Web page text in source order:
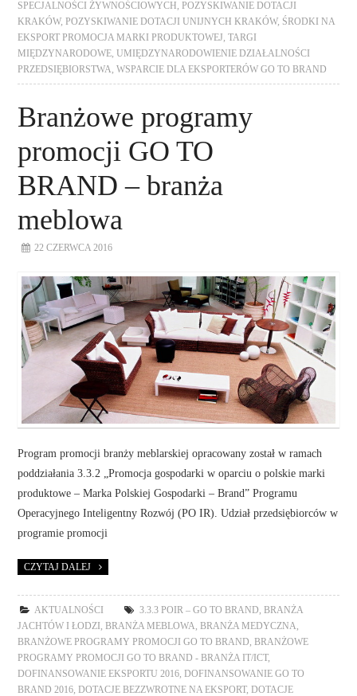
SPECJALNOŚCI ŻYWNOŚCIOWYCH, POZYSKIWANIE DOTACJI
KRAKÓW, POZYSKIWANIE DOTACJI UNIJNYCH KRAKÓW, ŚRODKI NA
EKSPORT PROMOCJA MARKI PRODUKTOWEJ,TARGI
MIĘDZYNARODOWE, UMIĘDZYNARODOWIENIE DZIAŁALNOŚCI
PRZEDSIĘBIORSTWA, WSPARCIE DLA EKSPORTERÓW GO TO BRAND
Branżowe programy
promocji GO TO
BRAND – branża
meblowa
22 CZERWCA 2016
Program promocji branży meblarskiej opracowany został w ramach
poddziałania 3.3.2 „Promocja gospodarki w oparciu o polskie marki
produktowe – Marka Polskiej Gospodarki – Brand” Programu
Operacyjnego Inteligentny Rozwój (PO IR). Udział przedsiębiorców w
programie promocji
CZYTAJ DALEJ
AKTUALNOŚCI 3.3.3 POIR – GO TO BRAND ,BRANŻA
JACHTÓW I ŁODZI
,BRANŻA MEBLOWA ,BRANŻA MEDYCZNA
BRANŻOWE PROGRAMY PROMOCJI GO TO BRAND ,BRANŻOWE
PROGRAMY PROMOCJI GO TO BRAND - BRANŻA IT/ICT,
DOFINANSOWANIE EKSPORTU 2016 ,DOFINANSOWANIE GO TO
BRAND 2016 ,DOTACJE BEZZWROTNE NA EKSPORT,DOTACJE